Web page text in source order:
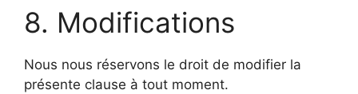
8. Modifications
Nous nous réservons le droit de modifier la
présente clause à tout moment.